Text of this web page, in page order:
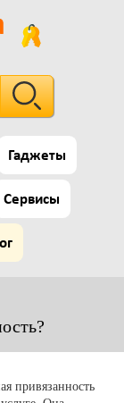
Гаджеты
Сервисы
привязанность